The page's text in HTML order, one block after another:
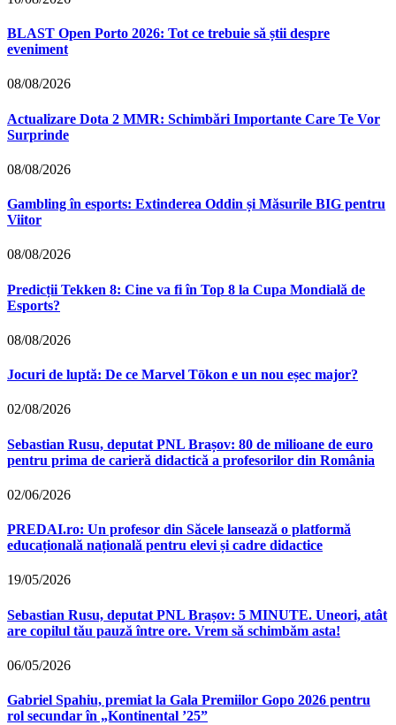
BLAST Open Porto 2026: Tot ce trebuie să știi despre
eveniment
08/08/2026
Actualizare Dota 2 MMR: Schimbări Importante Care Te Vor
Surprinde
08/08/2026
Gambling în esports: Extinderea Oddin și Măsurile BIG pentru
Viitor
08/08/2026
Predicții Tekken 8: Cine va fi în Top 8 la Cupa Mondială de
Esports?
08/08/2026
Jocuri de luptă: De ce Marvel Tōkon e un nou eșec major?
02/08/2026
Sebastian Rusu, deputat PNL Brașov: 80 de milioane de euro
pentru prima de carieră didactică a profesorilor din România
02/06/2026
PREDAI.ro: Un profesor din Săcele lansează o platformă
educațională națională pentru elevi și cadre didactice
19/05/2026
Sebastian Rusu, deputat PNL Brașov: 5 MINUTE. Uneori, atât
are copilul tău pauză între ore. Vrem să schimbăm asta!
06/05/2026
Gabriel Spahiu, premiat la Gala Premiilor Gopo 2026 pentru
rol secundar în „Kontinental ’25”